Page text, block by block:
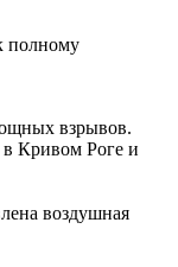
полному
взрывов.
Кривом Роге и
воздушная